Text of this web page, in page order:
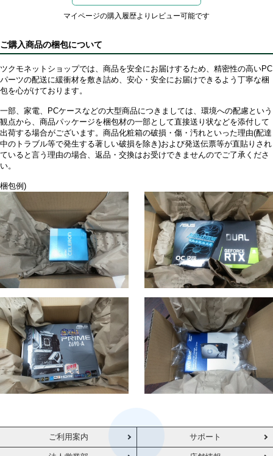
マイページの購入履歴よりレビュー可能です
ご購入商品の梱包について
ツクモネットショップでは、商品を安全にお届けするため、精密性の高いPC
パーツの配送に緩衝材を敷き詰め、安心・安全にお届けできるよう丁寧な梱
包を心がけております。
一部、家電、PCケースなどの大型商品につきましては、環境への配慮という
観点から、商品パッケージを梱包材の一部として直接送り状などを添付して
出荷する場合がございます。商品化粧箱の破損・傷・汚れといった理由(配達
中のトラブル等で発生する著しい破損を除き)および発送伝票等が直貼りされ
ていると言う理由の場合、返品・交換はお受けできませんのでご了承くださ
い。
梱包例)
ご利用案内 サポート